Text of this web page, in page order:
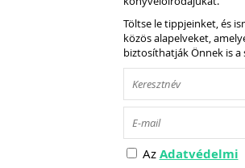
Töltse le tippjeinket, és
közös alapelveket,
biztosíthatják Önnek is a
Az Adatvédelmi